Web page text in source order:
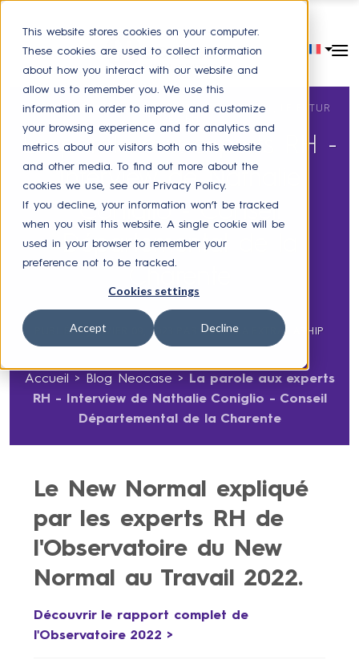
This website stores cookies on your computer.
These cookies are used to collect information
about how you interact with our website and
allow us to remember you. We use this
information in order to improve and customize
your browsing experience and for analytics and
metrics about our visitors both on this website
and other media. To find out more about the
cookies we use, see our Privacy Policy.
If you decline, your information won’t be tracked
when you visit this website. A single cookie will be
used in your browser to remember your
preference not to be tracked.
Cookies settings
Accept Decline
EXPERIENCE COLLABORATEUR,NEW NORMAL
LE FUTUR
La parole aux experts RH -
Interview de Nathalie
Coniglio - Conseil
Départemental de la
Charente
PUBLIÉ LEJANVIER 09, 2023 ANDREEA EXTRAT ARHIP
Accueil > Blog Neocase > La parole aux experts
RH - Interview de Nathalie Coniglio - Conseil
Départemental de la Charente
Le New Normal expliqué
par les experts RH de
l'Observatoire du New
Normal au Travail 2022.
Découvrir le rapport complet de
l'Observatoire 2022 >